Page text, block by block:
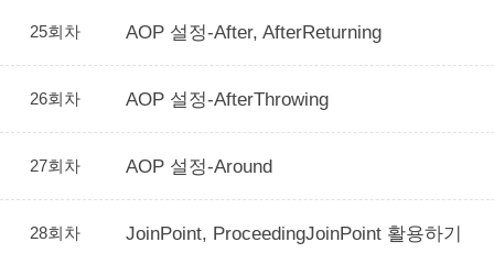
25회차 AOP 설정-After, AfterReturning
26회차 AOP 설정-AfterThrowing
27회차 AOP 설정-Around
28회차 JoinPoint, ProceedingJoinPoint 활용하기